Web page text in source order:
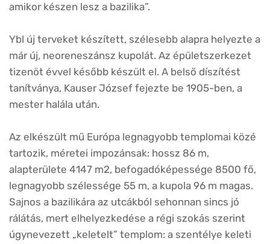
amikor készen lesz a bazilika”.
Ybl új terveket készített, szélesebb alapra helyezte a
már új, neoreneszánsz kupolát. Az épületszerkezet
tizenöt évvel később készült el. A belső díszítést
tanítványa, Kauser József fejezte be 1905-ben, a
mester halála után.
Az elkészült mű Európa legnagyobb templomai közé
tartozik, méretei impozánsak: hossz 86 m,
alapterülete 4147 m2, befogadóképessége 8500 fő,
legnagyobb szélessége 55 m, a kupola 96 m magas.
Sajnos a bazilikára az utcákból sehonnan sincs jó
rálátás, mert elhelyezkedése a régi szokás szerint
úgynevezett „keletelt” templom: a szentélye keleti